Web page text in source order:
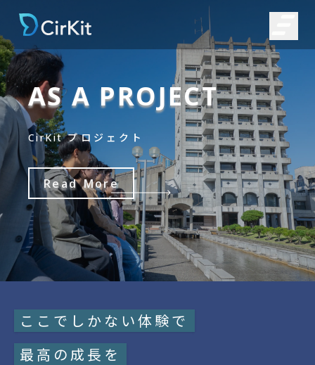
AS A PROJECT
CirKitプロジェクト
Read More
ここでしかない体験で
最高の成長を